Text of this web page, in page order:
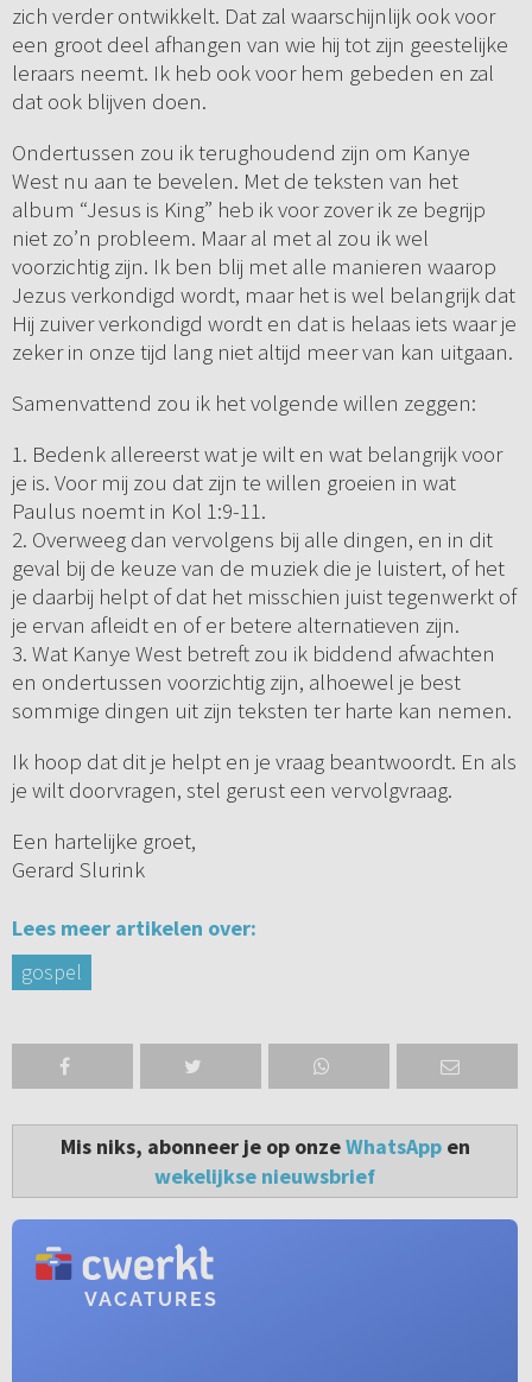
zich verder ontwikkelt. Dat zal waarschijnlijk ook voor
een groot deel afhangen van wie hij tot zijn geestelijke
leraars neemt. Ik heb ook voor hem gebeden en zal
dat ook blijven doen.
Ondertussen zou ik terughoudend zijn om Kanye
West nu aan te bevelen. Met de teksten van het
album “Jesus is King” heb ik voor zover ik ze begrijp
niet zo’n probleem. Maar al met al zou ik wel
voorzichtig zijn. Ik ben blij met alle manieren waarop
Jezus verkondigd wordt, maar het is wel belangrijk dat
Hij zuiver verkondigd wordt en dat is helaas iets waar je
zeker in onze tijd lang niet altijd meer van kan uitgaan.
Samenvattend zou ik het volgende willen zeggen:
1. Bedenk allereerst wat je wilt en wat belangrijk voor
je is. Voor mij zou dat zijn te willen groeien in wat
Paulus noemt in Kol 1:9-11.
2. Overweeg dan vervolgens bij alle dingen, en in dit
geval bij de keuze van de muziek die je luistert, of het
je daarbij helpt of dat het misschien juist tegenwerkt of
je ervan afleidt en of er betere alternatieven zijn.
3. Wat Kanye West betreft zou ik biddend afwachten
en ondertussen voorzichtig zijn, alhoewel je best
sommige dingen uit zijn teksten ter harte kan nemen.
Ik hoop dat dit je helpt en je vraag beantwoordt. En als
je wilt doorvragen, stel gerust een vervolgvraag.
Een hartelijke groet,
Gerard Slurink
Lees meer artikelen over:
gospel
Mis niks, abonneer je op onzeWhatsAppen
wekelijkse nieuwsbrief